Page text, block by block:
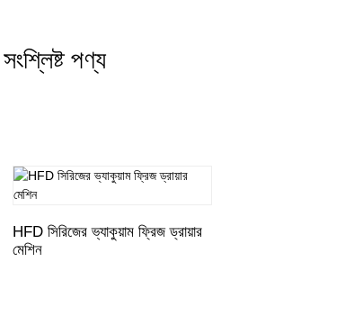
সংশ্লিষ্ট পণ্য
HFD সিরিজের ভ্যাকুয়াম ফ্রিজ ড্রায়ার
মেশিন